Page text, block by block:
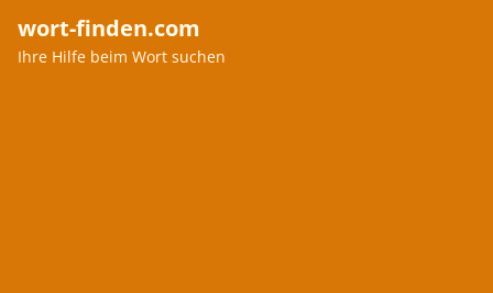
wort-finden.com
Ihre Hilfe beim Wort suchen